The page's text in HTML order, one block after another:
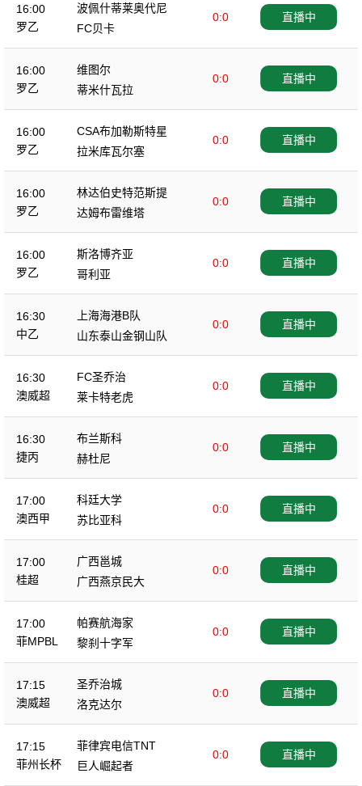
16:00
罗乙
波佩什蒂莱奥代尼
0:0
FC贝卡
直播中
16:00
罗乙
维图尔
0:0
蒂米什瓦拉
直播中
16:00
罗乙
CSA布加勒斯特星
0:0
拉米库瓦尔塞
直播中
16:00
罗乙
林达伯史特范斯提
0:0
达姆布雷维塔
直播中
16:00
罗乙
斯洛博齐亚
0:0
哥利亚
直播中
16:30
中乙
上海海港B队
0:0
山东泰山金钢山队
直播中
16:30
澳威超
FC圣乔治
0:0
莱卡特老虎
直播中
16:30
捷丙
布兰斯科
0:0
赫杜尼
直播中
17:00
澳西甲
科廷大学
0:0
苏比亚科
直播中
17:00
桂超
广西邕城
0:0
广西燕京民大
直播中
17:00
菲MPBL
帕赛航海家
0:0
黎刹十字军
直播中
17:15
澳威超
圣乔治城
0:0
洛克达尔
直播中
17:15
菲州长杯
菲律宾电信TNT
0:0
巨人崛起者
直播中